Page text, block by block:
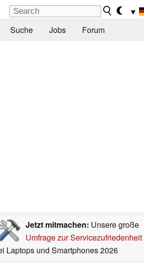
▼
Suche Jobs Forum
Jetzt mitmachen: Unsere große
Umfrage zur Servicezufriedenheit
Laptops und Smartphones 2026